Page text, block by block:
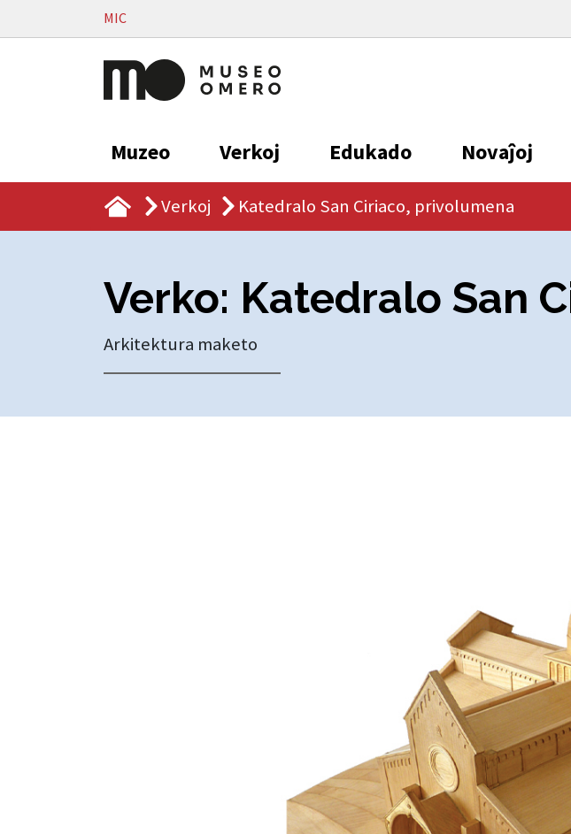
Vai al contenutoMIC
Muzeo Verkoj Edukado Novaĵoj
Verkoj Katedralo San Ciriaco, privolumena
Verko: Katedralo San
Arkitektura maketo